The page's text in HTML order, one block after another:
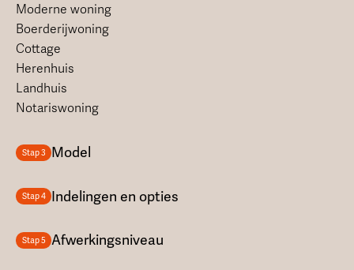
Moderne woning
Boerderijwoning
Cottage
Herenhuis
Landhuis
Notariswoning
Stap 3 Model
Stap 4 Indelingen en opties
Stap 5 Afwerkingsniveau